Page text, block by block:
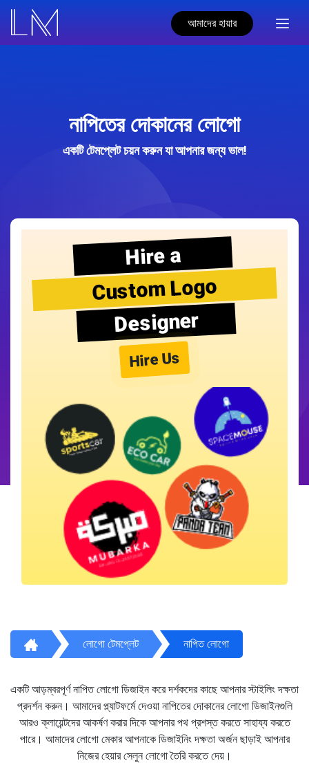
আমাদের হায়ার
নাপিতের দোকানের লোগো
একটি টেমপ্লেট চয়ন করুন যা আপনার জন্য ভাল!
Hire a
Custom Logo
Designer
Hire Us
লোগো টেমপ্লেট নাপিত লোগো
একটি আড়ম্বরপূর্ণ নাপিত লোগো ডিজাইন করে দর্শকদের কাছে আপনার স্টাইলিং দক্ষতা
প্রদর্শন করুন। আমাদের প্ল্যাটফর্মে দেওয়া নাপিতের দোকানের লোগো ডিজাইনগুলি
আরও ক্লায়েন্টদের আকর্ষণ করার দিকে আপনার পথ প্রশস্ত করতে সাহায্য করতে
পারে। আমাদের লোগো মেকার আপনাকে ডিজাইনিং দক্ষতা অর্জন ছাড়াই আপনার
নিজের হেয়ার সেলুন লোগো তৈরি করতে দেয়।